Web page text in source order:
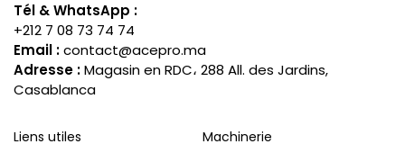
Tél & WhatsApp :
+212 7 08 73 74 74
Email :contact@acepro.ma
Adresse :Magasin en RDC، 288 All. des Jardins,
Casablanca
Liens utiles Machinerie